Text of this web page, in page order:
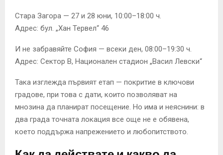
Стара Загора — 27 и 28 юни, 10:00–18:00 ч.
Адрес: бул. „Хан Тервел“ 46
И не забравяйте София — всеки ден, 08:00–19:30 ч.
Адрес: Сектор В, Национален стадион „Васил Левски“
Така изглежда първият етап — покритие в ключови
градове, при това с дати, които позволяват на
мнозина да планират посещение. Но има и неяснини: в
два града точната локация все още не е обявена,
което поддържа напрежението и любопитството.